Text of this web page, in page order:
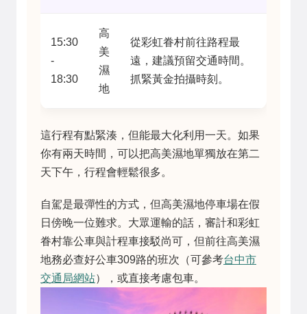
15:30
-
18:30
高
美
濕
地
從彩虹眷村前往路程最
遠，建議預留交通時間。
抓緊黃金拍攝時刻。
這行程有點緊湊，但能最大化利用一天。如果
你有兩天時間，可以把高美濕地單獨放在第二
天下午，行程會輕鬆很多。
自駕是最彈性的方式，但高美濕地停車場在假
日傍晚一位難求。大眾運輸的話，審計和彩虹
眷村靠公車與計程車接駁尚可，但前往高美濕
地務必查好公車309路的班次（可參考台中市
交通局網站），或直接考慮包車。